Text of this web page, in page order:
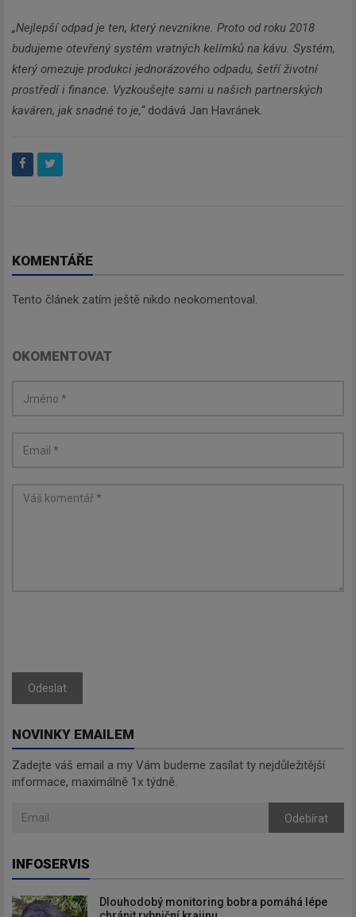
„Nejlepší odpad je ten, který nevznikne. Proto od roku 2018
budujeme otevřený systém vratných kelímků na kávu. Systém,
který omezuje produkci jednorázového odpadu, šetří životní
prostředí i finance. Vyzkoušejte sami u našich partnerských
kaváren, jak snadné to je,“dodává Jan Havránek.
KOMENTÁŘE
Tento článek zatím ještě nikdo neokomentoval.
OKOMENTOVAT
Odeslat
NOVINKY EMAILEM
Zadejte váš email a my Vám budeme zasílat ty nejdůležitější
informace, maximálně 1x týdně.
Odebírat
INFOSERVIS
Dlouhodobý monitoring bobra pomáhá lépe
Odebírat